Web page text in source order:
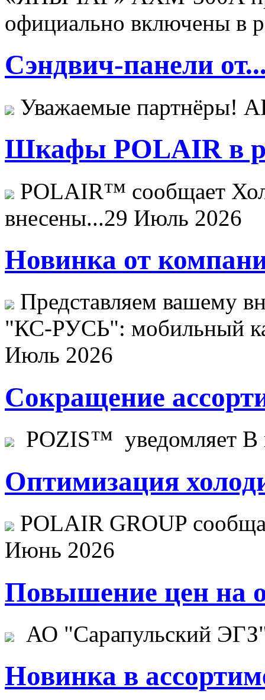
официально включены в
Сэндвич-панели
Уважаемые
Шкафы POLAIR в
POLAIR™ сообщает
внесены...29 Июль 2026
Новинка от
Представляем вашему
"КС-РУСЬ": мобильный
Июль 2026
Сокращение
POZIS™ уведомляет В
Оптимизация
POLAIR GROUP
Июнь 2026
Повышение цен на
АО "Сарапульский
Новинка в